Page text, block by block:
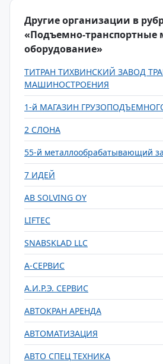
Другие организации в
«Подъемно-
оборудование»
ТИТРАН ТИХВИНСКИЙ ЗАВОД
МАШИНОСТРОЕНИЯ
1-й МАГАЗИН
2 СЛОНА
55-й металлообрабатывающий
7 ИДЕЙ
AB SOLVING OY
LIFTEC
SNABSKLAD LLC
А-СЕРВИС
А.И.Р.Э. СЕРВИС
АВТОКРАН АРЕНДА
АВТОМАТИЗАЦИЯ
АВТО СПЕЦ ТЕХНИКА